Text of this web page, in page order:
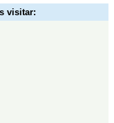
visitar: